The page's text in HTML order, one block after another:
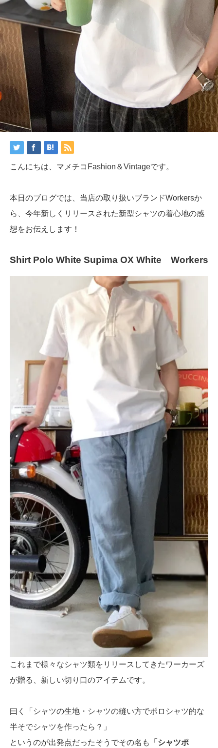
こんにちは、マメチコFashion＆Vintageです。
本日のブログでは、当店の取り扱いブランドWorkersか
ら、今年新しくリリースされた新型シャツの着心地の感
想をお伝えします！
Shirt Polo White Supima OX White Workers
これまで様々なシャツ類をリリースしてきたワーカーズ
が贈る、新しい切り口のアイテムです。
曰く「シャツの生地・シャツの縫い方でポロシャツ的な
半そでシャツを作ったら？」
というのが出発点だったそうでその名も
「シャツポ